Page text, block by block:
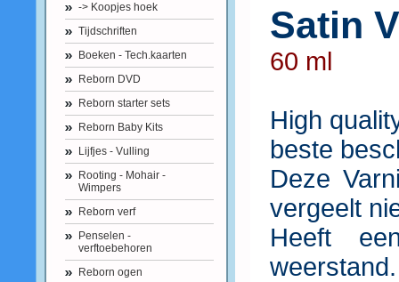
-> Koopjes hoek
Tijdschriften
Boeken - Tech.kaarten
Reborn DVD
Reborn starter sets
Reborn Baby Kits
Lijfjes - Vulling
Rooting - Mohair -
Wimpers
Reborn verf
Penselen -
verftoebehoren
Reborn ogen
Satin
60 ml
High
beste
Deze
vergeelt
Heeft
weerstand.